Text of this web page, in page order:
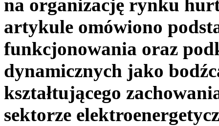
na organizację rynku
artykule omówiono
funkcjonowania oraz
dynamicznych jako
kształtującego
sektorze